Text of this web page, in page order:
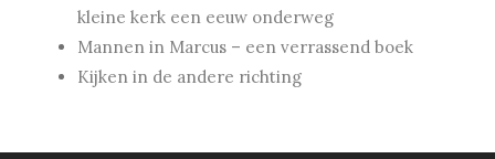
kleine kerk een eeuw onderweg
Mannen in Marcus – een verrassend boek
Kijken in de andere richting